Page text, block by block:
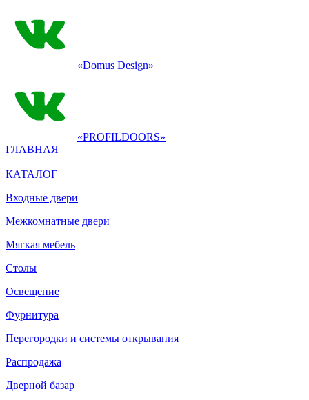
«Domus Design»
«PROFILDOORS»
ГЛАВНАЯ
КАТАЛОГ
Входные двери
Межкомнатные двери
Мягкая мебель
Столы
Освещение
Фурнитура
Перегородки и системы открывания
Распродажа
Дверной базар